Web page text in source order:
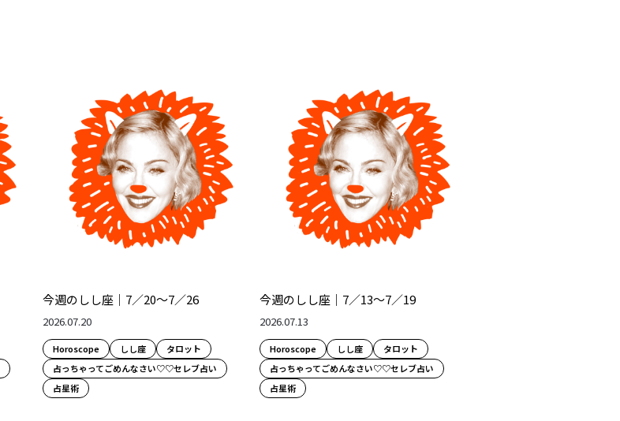
今週のしし座｜7／20～7／26
2026.07.20
Horoscope しし座
タロット
占っちゃってごめんなさい♡♡セレブ占い
占星術
今週のしし座｜7／13～7／19
2026.07.13
Horoscope しし座
タロット
占っちゃってごめんなさい♡♡セレブ占い
占星術